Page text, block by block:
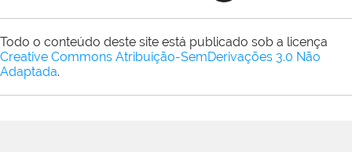
Todo o conteúdo deste site está publicado sob a licença
Creative Commons Atribuição-SemDerivações 3.0 Não
Adaptada.